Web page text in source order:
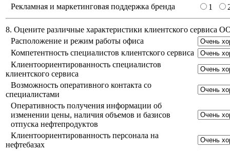
Рекламная и маркетинговая поддержка бренда
1
8. Оцените различные характеристики клиентского сервиса
Расположение и режим работы офиса
Компетентность специалистов клиентского сервиса
Клиентоориентированность специалистов
клиентского сервиса
Возможность оперативного контакта со
специалистами
Оперативность получения информации об
изменении цены, наличия объемов и базисов
отпуска нефтепродуктов
Клиентоориентированность персонала на
нефтебазах